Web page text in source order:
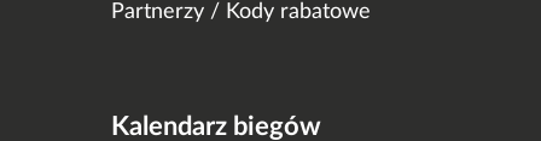
Partnerzy / Kody rabatowe
Kalendarz biegów